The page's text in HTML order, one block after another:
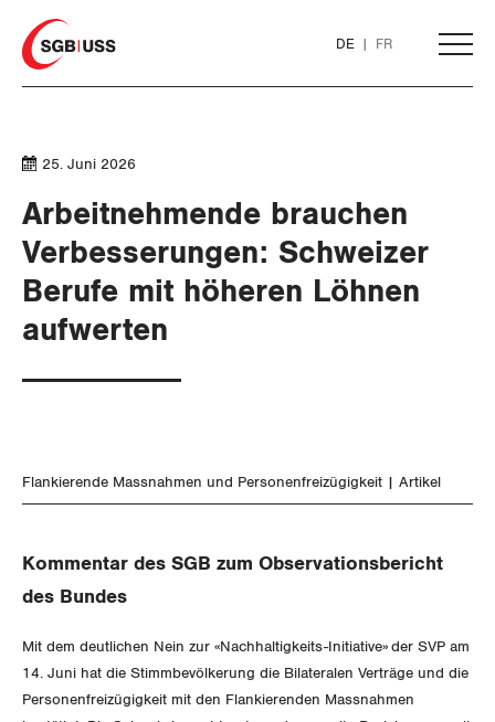
Home
DE FR
THEMEN
ARBEIT
Löhne und Vertragspolitik
Arbeitssicherheit und Gesundheitsschutz
WIRTSCHAFT
Finanzen und Steuerpolitik
SOZIALPOLITIK
25. Juni 2026
Arbeitnehmende brauchen
Verbesserungen: Schweizer
Berufe mit höheren Löhnen
aufwerten
Flankierende Massnahmen und Personenfreizügigkeit Artikel
Kommentar des SGB zum Observationsbericht
des Bundes
Mit dem deutlichen Nein zur «Nachhaltigkeits-Initiative» der SVP am
14. Juni hat die Stimmbevölkerung die Bilateralen Verträge und die
Personenfreizügigkeit mit den Flankierenden Massnahmen